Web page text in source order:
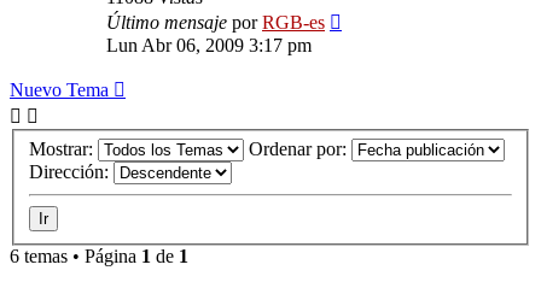
Último mensaje porRGB-es
Lun Abr 06, 2009 3:17 pm
Nuevo Tema
Mostrar:
Ordenar por:
Dirección:
6 temas • Página 1 de 1